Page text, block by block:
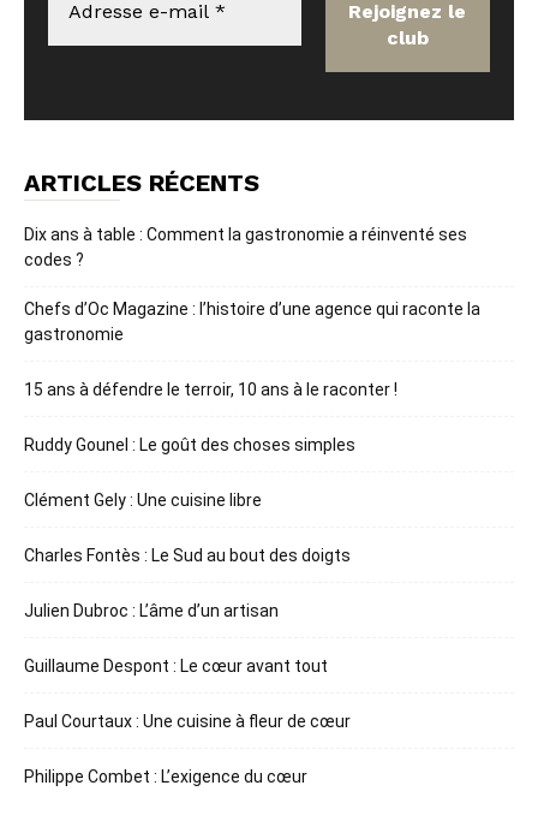
ARTICLES RÉCENTS
Dix ans à table : Comment la gastronomie a réinventé ses
codes ?
Chefs d’Oc Magazine : l’histoire d’une agence qui raconte la
gastronomie
15 ans à défendre le terroir, 10 ans à le raconter !
Ruddy Gounel : Le goût des choses simples
Clément Gely : Une cuisine libre
Charles Fontès : Le Sud au bout des doigts
Julien Dubroc : L’âme d’un artisan
Guillaume Despont : Le cœur avant tout
Paul Courtaux : Une cuisine à fleur de cœur
Philippe Combet : L’exigence du cœur